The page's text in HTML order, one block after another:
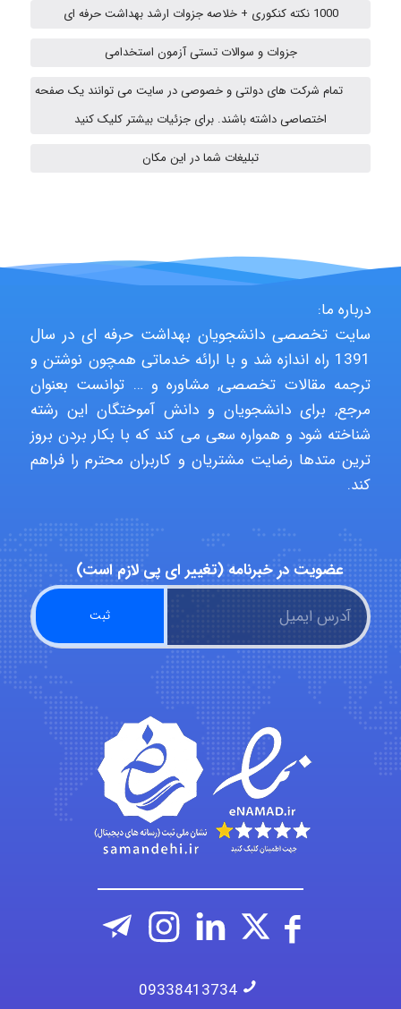
ehtesham
A.balandeh
Poubakhtiari
Alirez0990
hosein abdolvand
Kati
emami
ehtesham
1000 نکته کنکوری + خلاصه جزوات ارشد بهداشت حرفه ای
جزوات و سوالات تستی آزمون استخدامی
تمام شرکت های دولتی و خصوصی در سایت می توانند یک صفحه
اختصاصی داشته باشند. برای جزئیات بیشتر کلیک کنید
تبلیغات شما در این مکان
درباره ما:
سایت تخصصی دانشجویان بهداشت حرفه ای در سال
1391 راه اندازه شد و با ارائه خدماتی همچون نوشتن و
ترجمه مقالات تخصصی, مشاوره و … توانست بعنوان
مرجع, برای دانشجویان و دانش آموختگان این رشته
شناخته شود و همواره سعی می کند که با بکار بردن بروز
ترین متدها رضایت مشتریان و کاربران محترم را فراهم
کند.
عضویت در خبرنامه (تغییر ای پی لازم است)
09338413734